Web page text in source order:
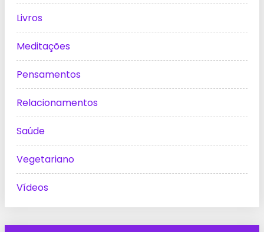
Livros
Meditações
Pensamentos
Relacionamentos
Saúde
Vegetariano
Vídeos